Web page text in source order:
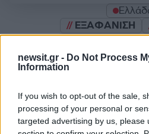
newsit.gr - Do Not Process
Information
If you wish to opt-out of the sale,
processing of your personal or
targeted advertising by us, please
ΕΞΑΦΑΝΙΣΗ
Share:
Ακολουθήστε το Νewsit.gr στο
ενημερωθείτε πρώτοι για όλη
τελευταία νέα της ημέρας